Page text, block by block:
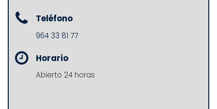
Teléfono
964 33 81 77
Horario
Abierto 24 horas